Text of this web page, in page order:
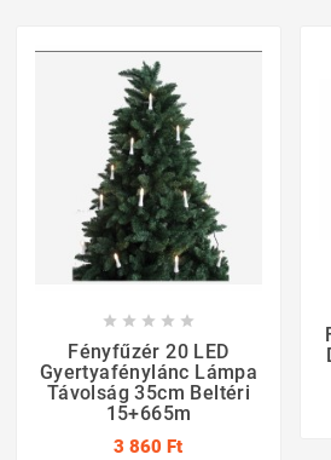
    
Fényfűzér 20 LED
Gyertyafénylánc Lámpa
Távolság 35cm Beltéri
15+665m
3 860 Ft